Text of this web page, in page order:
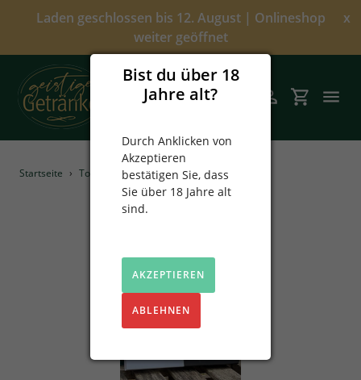
Bist du über 18
Jahre alt?
Durch Anklicken von
Akzeptieren
bestätigen Sie, dass
Sie über 18 Jahre alt
sind.
AKZEPTIEREN
ABLEHNEN
Laden geschlossen bis 12. August | Onlineshop
weiter geöffnet
x
SuchenEinloggen
Angebote
Startseite › Top Produkte › Die kleinen Noblen